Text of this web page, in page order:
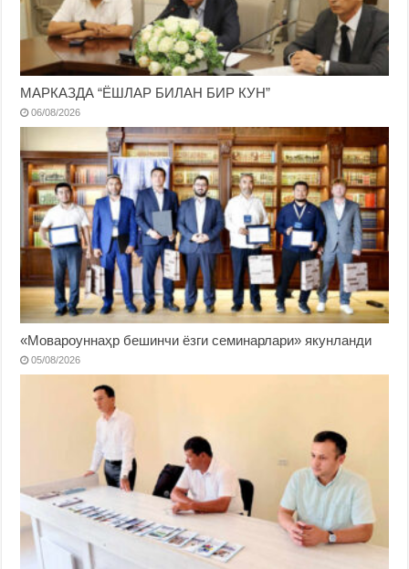
МАРКАЗДА “ЁШЛАР БИЛАН БИР КУН”
06/08/2026
«Мовароуннаҳр бешинчи ёзги семинарлари» якунланди
05/08/2026